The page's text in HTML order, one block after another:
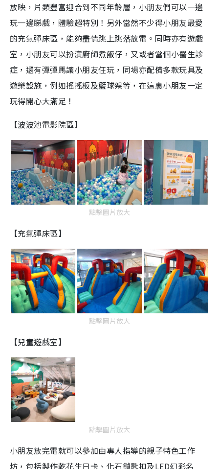
m
e
放映，片類豐富迎合到不同年齡層，小朋友們可以一邊
玩一邊睇戲，體驗超特別！另外當然不少得小朋友最愛
的充氣彈床區，能夠盡情跳上跳落放電。同時亦有遊戲
室，小朋友可以扮演廚師煮飯仔，又或者當個小醫生診
症，還有彈彈馬讓小朋友仼玩，同場亦配備多款玩具及
遊樂設施，例如搖搖板及籃球架等，在這裏小朋友一定
玩得開心大滿足！
【波波池電影院區】
點擊圖片放大
【充氣彈床區】
點擊圖片放大
【兒童遊戲室】
點擊圖片放大
小朋友放完電就可以參加由專人指導的親子特色工作
坊，包括製作乾花生日卡、化石鎖匙扣及LED幻彩名